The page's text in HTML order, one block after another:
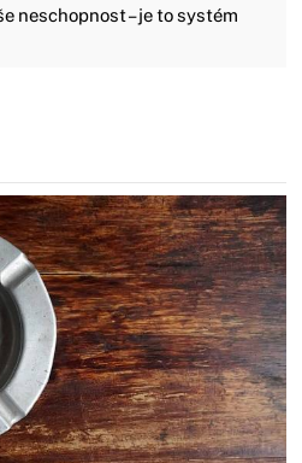
neschopnost – je to systém